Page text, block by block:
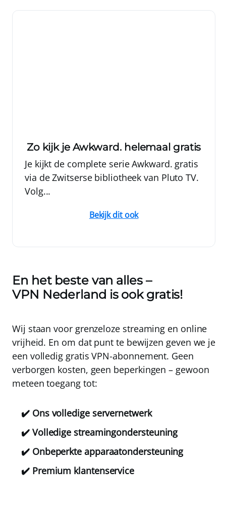
Zo kijk je Awkward. helemaal gratis
Je kijkt de complete serie Awkward. gratis
via de Zwitserse bibliotheek van Pluto TV.
Volg...
Bekijk dit ook
En het beste van alles –
VPN Nederland is ook gratis!
Wij staan voor grenzeloze streaming en online
vrijheid. En om dat punt te bewijzen geven we je
een volledig gratis VPN-abonnement. Geen
verborgen kosten, geen beperkingen – gewoon
meteen toegang tot:
✔️ Ons volledige servernetwerk
✔️ Volledige streamingondersteuning
✔️ Onbeperkte apparaatondersteuning
✔️ Premium klantenservice